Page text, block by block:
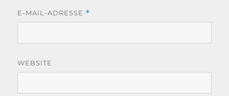
E-MAIL-ADRESSE *
WEBSITE